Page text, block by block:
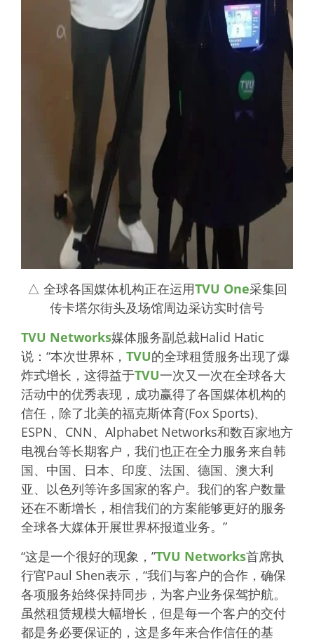
△ 全球各国媒体机构正在运用TVU One采集回
传卡塔尔街头及场馆周边采访实时信号
TVU Networks媒体服务副总裁Halid Hatic
说：“本次世界杯， TVU的全球租赁服务出现了爆
炸式增长，这得益于TVU一次又一次在全球各大
活动中的优秀表现，成功赢得了各国媒体机构的
信任，除了北美的福克斯体育(Fox Sports)、
ESPN、CNN、Alphabet Networks和数百家地方
电视台等长期客户，我们也正在全力服务来自韩
国、中国、日本、印度、法国、德国、澳大利
亚、以色列等许多国家的客户。我们的客户数量
还在不断增长，相信我们的方案能够更好的服务
全球各大媒体开展世界杯报道业务。”
“这是一个很好的现象，”TVU Networks首席执
行官Paul Shen表示，“我们与客户的合作，确保
各项服务始终保持同步，为客户业务保驾护航。
虽然租赁规模大幅增长，但是每一个客户的交付
都是务必要保证的，这是多年来合作信任的基